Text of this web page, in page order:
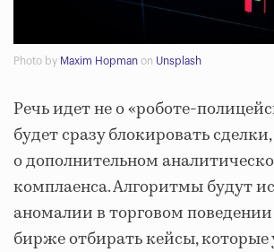
Photo by Maxim Hopman on Unsplash
Речь идет не о «роботе-
будет сразу блокировать
о дополнительном
комплаенса. Алгоритмы будут
аномалии в торговом
бирже отбирать кейсы,